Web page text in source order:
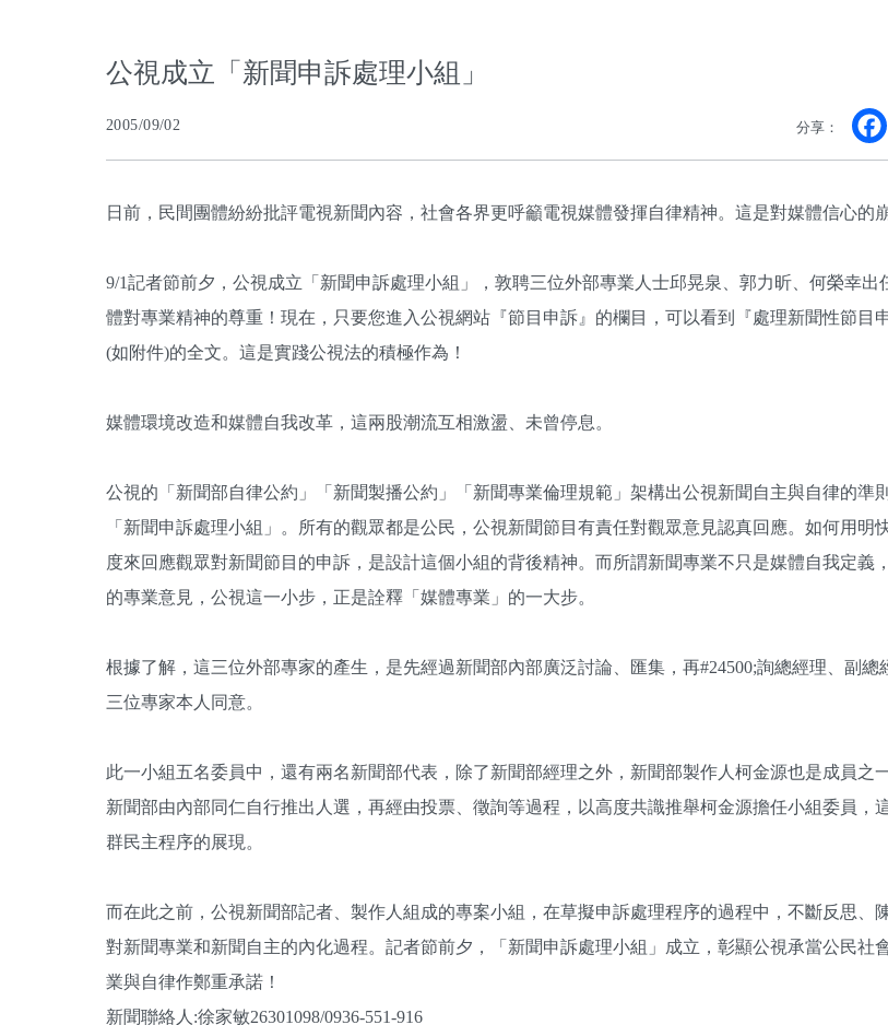
公視成立「新聞申訴處理小組」
2005/09/02 分享：
日前，民間團體紛紛批評電視新聞內容，社會各界更呼籲電視媒體發揮自律精神。這是對媒體信心的
9/1記者節前夕，公視成立「新聞申訴處理小組」，敦聘三位外部專業人士邱晃泉、郭力昕、何榮幸出
體對專業精神的尊重！現在，只要您進入公視網站『節目申訴』的欄目，可以看到『處理新聞性節目
(如附件)的全文。這是實踐公視法的積極作為！
媒體環境改造和媒體自我改革，這兩股潮流互相激盪、未曾停息。
公視的「新聞部自律公約」「新聞製播公約」「新聞專業倫理規範」架構出公視新聞自主與自律的準
「新聞申訴處理小組」。所有的觀眾都是公民，公視新聞節目有責任對觀眾意見認真回應。如何用明
度來回應觀眾對新聞節目的申訴，是設計這個小組的背後精神。而所謂新聞專業不只是媒體自我定義
的專業意見，公視這一小步，正是詮釋「媒體專業」的一大步。
根據了解，這三位外部專家的產生，是先經過新聞部內部廣泛討論、匯集，再#24500;詢總經理、副總
三位專家本人同意。
此一小組五名委員中，還有兩名新聞部代表，除了新聞部經理之外，新聞部製作人柯金源也是成員之
新聞部由內部同仁自行推出人選，再經由投票、徵詢等過程，以高度共識推舉柯金源擔任小組委員，
群民主程序的展現。
而在此之前，公視新聞部記者、製作人組成的專案小組，在草擬申訴處理程序的過程中，不斷反思、
對新聞專業和新聞自主的內化過程。記者節前夕，「新聞申訴處理小組」成立，彰顯公視承當公民社
業與自律作鄭重承諾！
新聞聯絡人:徐家敏26301098/0936-551-916